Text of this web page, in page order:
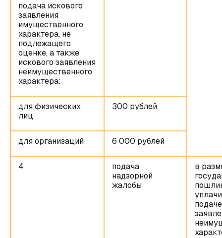
подача искового
заявления
имущественного
характера, не
подлежащего
оценке, а также
искового заявления
неимущественного
характера:
для физических
лиц
300 рублей
для организаций 6 000 рублей
4
подача
надзорной
жалобы
в